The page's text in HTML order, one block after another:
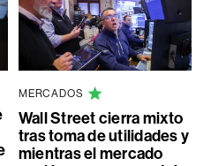
MERCADOS
Wall Street cierra mixto
tras toma de utilidades y
mientras el mercado